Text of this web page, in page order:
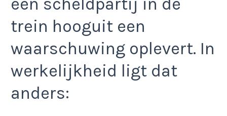
trein hooguit een
waarschuwing oplevert. In
werkelijkheid ligt dat
anders: